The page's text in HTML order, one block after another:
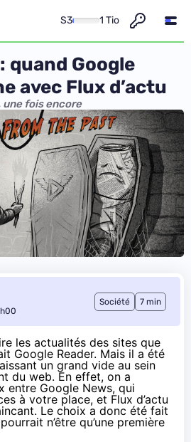
S3 1 Tio
quand Google
avec Flux d’actu
une fois encore
Société 7 min
les actualités des sites que
Google Reader. Mais il a été
un grand vide au sein
du web. En effet, on a
entre Google News, qui
à votre place, et Flux d’actu
Le choix a donc été fait
n’être qu’une première